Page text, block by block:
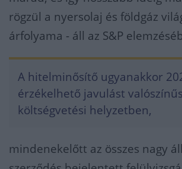
rögzül a nyersolaj és földgáz
árfolyama - áll az S&P
A hitelminősítő ugyanakkor
érzékelhető javulást
költségvetési helyzetben,
mindenekelőtt az összes nagy